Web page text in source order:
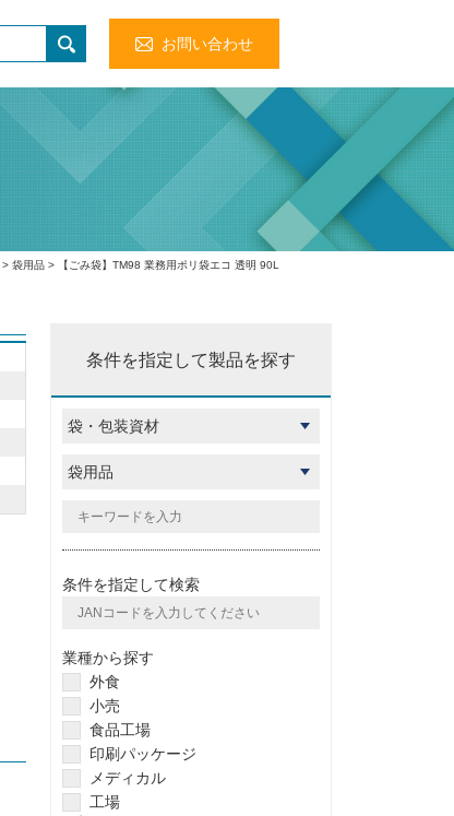
お問い合わせ
> 袋用品 > 【ごみ袋】TM98 業務用ポリ袋エコ 透明 90L
条件を指定して製品を探す
条件を指定して検索
業種から探す
外食
小売
食品工場
印刷パッケージ
メディカル
工場